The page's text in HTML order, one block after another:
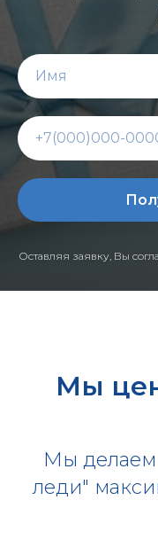
Оставляя заявку, Вы
Мы
Мы делаем
леди"